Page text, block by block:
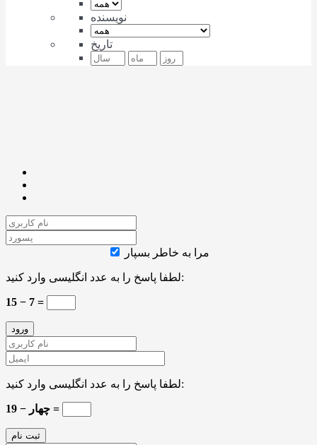
نویسنده
تاریخ
مرا به خاطر بسپار
لطفا پاسخ را به عدد انگلیسی وارد کنید:
15 − 7 =
لطفا پاسخ را به عدد انگلیسی وارد کنید:
19 − چهار =